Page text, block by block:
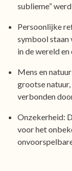
sublieme”
Persoonlijke
symbool staan
in de wereld
Mens en
grootse
verbonden
Onzekerheid:
voor het